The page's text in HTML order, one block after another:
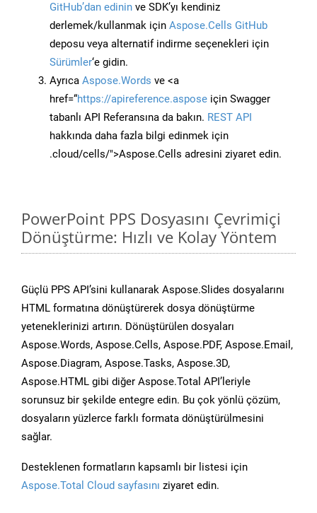
GitHub’dan edinin ve SDK’yı kendiniz
derlemek/kullanmak için Aspose.Cells GitHub
deposu veya alternatif indirme seçenekleri için
Sürümler‘e gidin.
Ayrıca Aspose.Words ve <a
href=“https://apireference.aspose için Swagger
tabanlı API Referansına da bakın. REST API
hakkında daha fazla bilgi edinmek için
.cloud/cells/">Aspose.Cells adresini ziyaret edin.
PowerPoint PPS Dosyasını Çevrimiçi
Dönüştürme: Hızlı ve Kolay Yöntem
Güçlü PPS API’sini kullanarak Aspose.Slides dosyalarını
HTML formatına dönüştürerek dosya dönüştürme
yeteneklerinizi artırın. Dönüştürülen dosyaları
Aspose.Words, Aspose.Cells, Aspose.PDF, Aspose.Email,
Aspose.Diagram, Aspose.Tasks, Aspose.3D,
Aspose.HTML gibi diğer Aspose.Total API’leriyle
sorunsuz bir şekilde entegre edin. Bu çok yönlü çözüm,
dosyaların yüzlerce farklı formata dönüştürülmesini
sağlar.
Desteklenen formatların kapsamlı bir listesi için
Aspose.Total Cloud sayfasını ziyaret edin.